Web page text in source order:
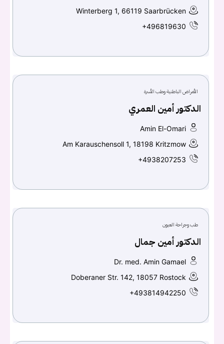
Winterberg 1, 66119 Saarbrücken
+496819630
الأمراض الباطنية وطب الأسرة
الدكتور أمين العمري
Amin El-Omari
Am Karauschensoll 1, 18198 Kritzmow
+4938207253
طب وجراحة العيون
الدكتور أمين جمال
Dr. med. Amin Gamael
Doberaner Str. 142, 18057 Rostock
+493814942250